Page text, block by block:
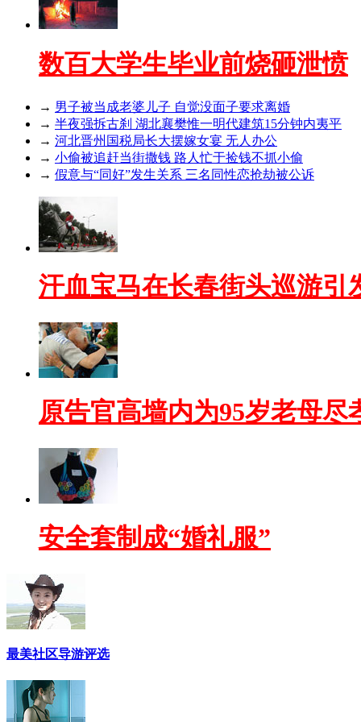
数百大学生毕业前烧砸泄愤
→ 男子被当成老婆儿子 自觉没面子要求离婚
→ 半夜强拆古刹 湖北襄樊惟一明代建筑15分钟内夷平
→ 河北晋州国税局长大摆嫁女宴 无人办公
→ 小偷被追赶当街撒钱 路人忙于捡钱不抓小偷
→ 假意与“同好”发生关系 三名同性恋抢劫被公诉
汗血宝马在长春街头巡游引
原告官高墙内为95岁老母尽
安全套制成“婚礼服”
最美社区导游评选